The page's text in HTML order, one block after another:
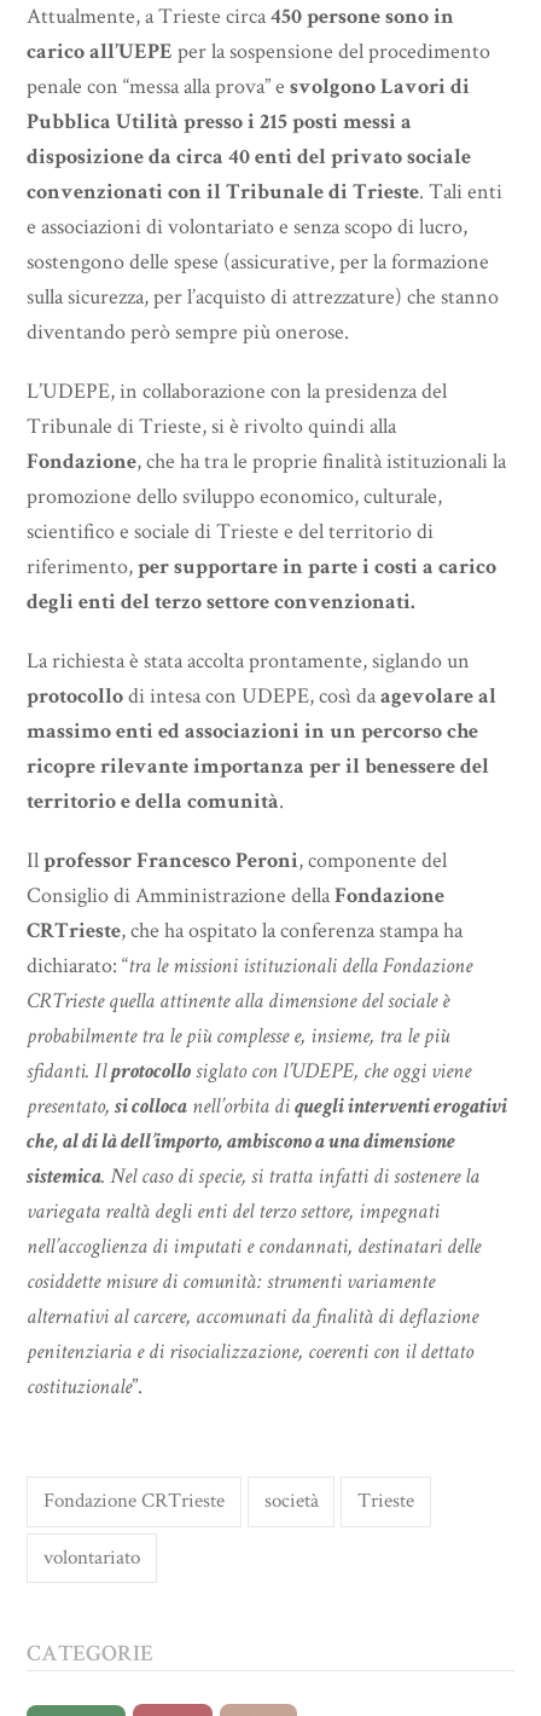
Attualmente, a Trieste circa450 persone sono in
carico all’UEPE per la sospensione del procedimento
penale con “messa alla prova” esvolgono Lavori di
Pubblica Utilità presso i 215 posti messi a
disposizione da circa 40 enti del privato sociale
convenzionati con il Tribunale di Trieste. Tali enti
e associazioni di volontariato e senza scopo di lucro,
sostengono delle spese (assicurative, per la formazione
sulla sicurezza, per l’acquisto di attrezzature) che stanno
diventando però sempre più onerose.
L’UDEPE, in collaborazione con la presidenza del
Tribunale di Trieste, si è rivolto quindi alla
Fondazione, che ha tra le proprie finalità istituzionali la
promozione dello sviluppo economico, culturale,
scientifico e sociale di Trieste e del territorio di
riferimento,per supportare in parte i costi a carico
degli enti del terzo settore convenzionati.
La richiesta è stata accolta prontamente, siglando un
protocollodi intesa con UDEPE, così daagevolare al
massimo enti ed associazioni in un percorso che
ricopre rilevante importanza per il benessere del
territorio e della comunità.
Ilprofessor Francesco Peroni, componente del
Consiglio di Amministrazione dellaFondazione
CRTrieste, che ha ospitato la conferenza stampa ha
dichiarato: “tra le missioni istituzionali della Fondazione
CRTrieste quella attinente alla dimensione del sociale è
probabilmente tra le più complesse e, insieme, tra le più
sfidanti. Ilprotocollosiglato con l’UDEPE, che oggi viene
presentato,si colloca nell’orbita diquegli interventi erogativi
che, al di là dell’importo, ambiscono a una dimensione
sistemica. Nel caso di specie, si tratta infatti di sostenere la
variegata realtà degli enti del terzo settore, impegnati
nell’accoglienza di imputati e condannati, destinatari delle
cosiddette misure di comunità: strumenti variamente
alternativi al carcere, accomunati da finalità di deflazione
penitenziaria e di risocializzazione, coerenti con il dettato
costituzionale”.
Fondazione CRTrieste società Trieste
volontariato
CATEGORIE